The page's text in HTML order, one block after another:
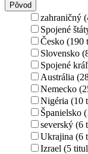
Pôvod
zahraničný
Spojené
Česko (190
Slovensko
Spojené
Austrália
Nemecko
Nigéria (10
Španielsko
severský (6
Ukrajina (6
Izrael (5